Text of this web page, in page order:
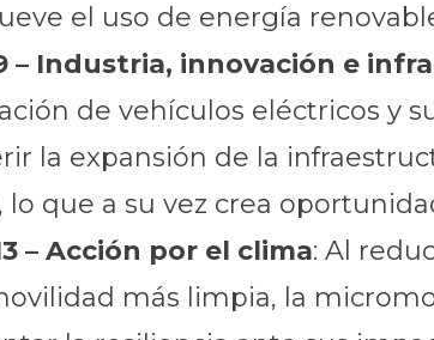
el uso de energía
– Industria, innovación e
de vehículos eléctricos y
la expansión de la
lo que a su vez crea
– Acción por el clima: Al
más limpia, la